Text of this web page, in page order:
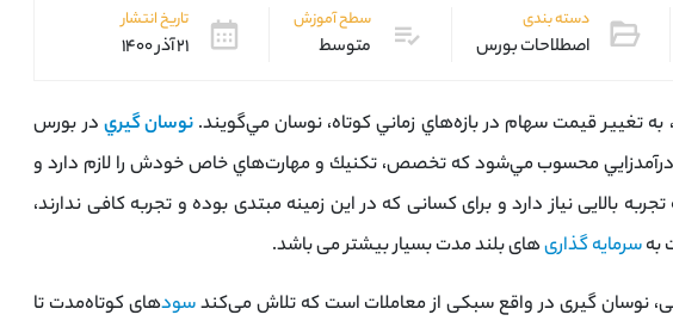
دسته بندی
اصطلاحات بورس
سطح آموزش
متوسط
تاریخ انتشار
۲۱ آذر ۱۴۰۰
تغيير قيمت سهام در بازه‌هاي زماني كوتاه، نوسان مي‌گويند.نوسان گيري در بورس
درآمدزايي محسوب مي‌شود كه تخصص، تكنيك و مهارت‌هاي خاص خودش را لازم دارد و
بالایی نیاز دارد و برای کسانی که در این زمینه مبتدی بوده و تجربه کافی ندارند،
بهسرمایه گذاریهای بلند مدت بسیار بیشتر می باشد.
نوسان گیری در واقع سبکی از معاملات است که تلاش می‌کندسودهای کوتاه‌مدت تا